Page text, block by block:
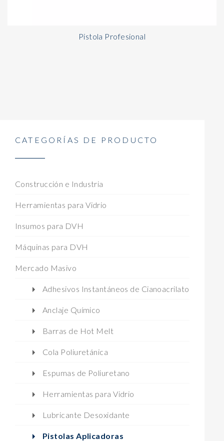
Pistola Profesional
CATEGORÍAS DE PRODUCTO
Construcción e Industria
Herramientas para Vidrio
Insumos para DVH
Máquinas para DVH
Mercado Masivo
Adhesivos Instantáneos de Cianoacrilato
Anclaje Químico
Barras de Hot Melt
Cola Poliuretánica
Espumas de Poliuretano
Herramientas para Vidrio
Lubricante Desoxidante
Pistolas Aplicadoras